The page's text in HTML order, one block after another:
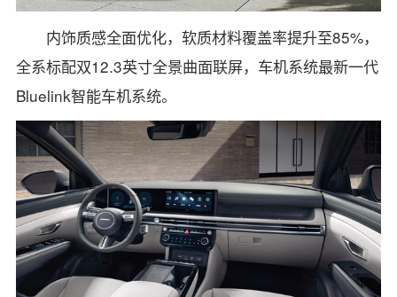
内饰质感全面优化，软质材料覆盖率提升至85%，
全系标配双12.3英寸全景曲面联屏，车机系统最新一代
Bluelink智能车机系统。